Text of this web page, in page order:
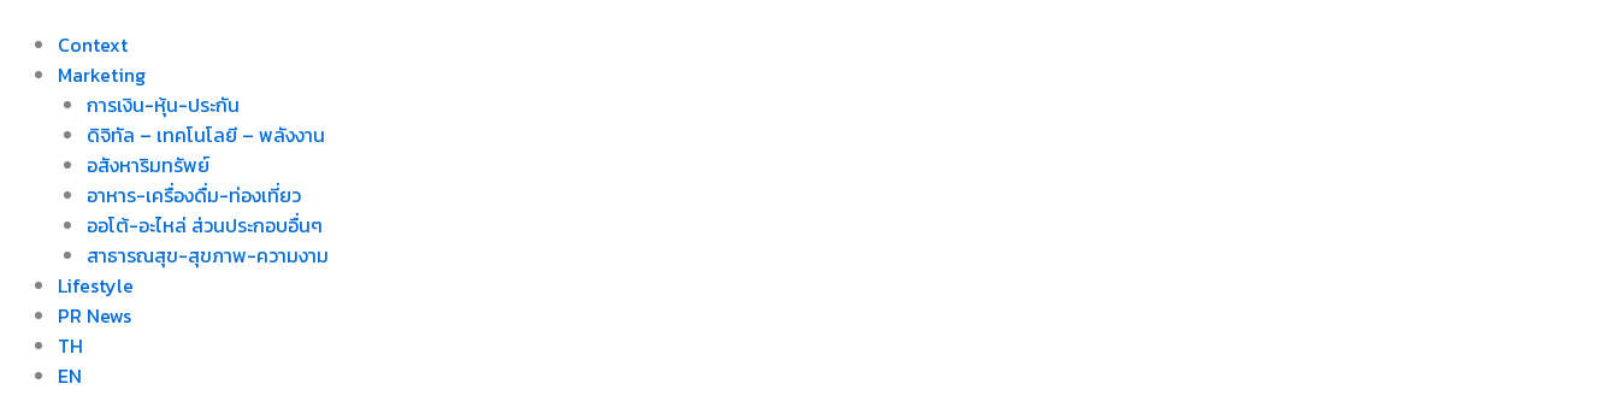
content
Context
Marketing
การเงิน-หุ้น-ประกัน
ดิจิทัล – เทคโนโลยี – พลังงาน
อสังหาริมทรัพย์
อาหาร-เครื่องดื่ม-ท่องเที่ยว
ออโต้-อะไหล่ ส่วนประกอบอื่นๆ
สาธารณสุข-สุขภาพ-ความงาม
Lifestyle
PR News
TH
EN